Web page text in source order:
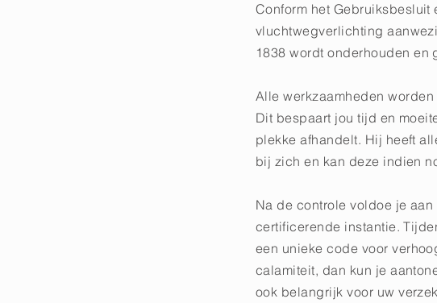
Conform het
vluchtwegverlichting
1838 wordt onderhouden en
Alle werkzaamheden
Dit bespaart jou tijd en
plekke afhandelt. Hij heeft
bij zich en kan deze indien
Na de controle voldoe je
certificerende instantie.
een unieke code voor
calamiteit, dan kun je
ook belangrijk voor uw